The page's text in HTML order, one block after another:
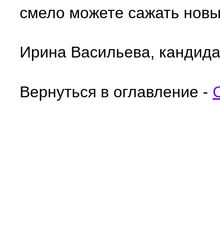
смело можете сажать
Ирина Васильева,
Вернуться в оглавление -